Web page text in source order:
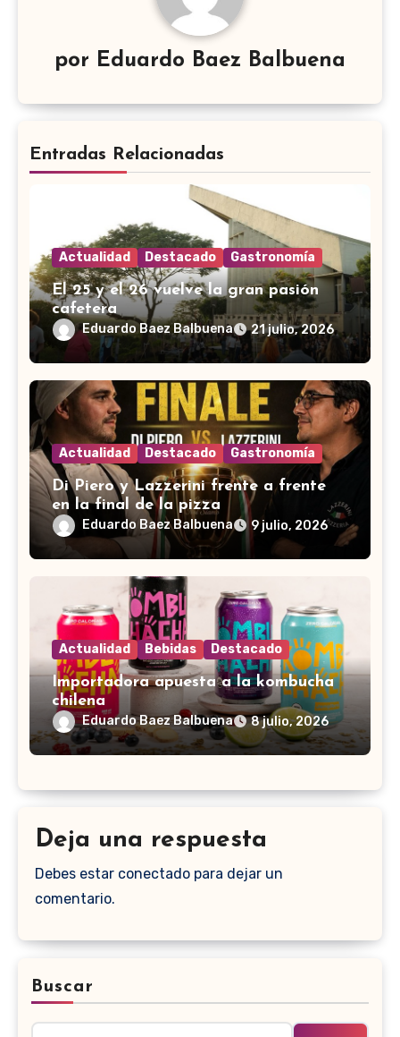
por Eduardo Baez Balbuena
Entradas Relacionadas
Actualidad Destacado Gastronomía
El 25 y el 26 vuelve la gran pasión
cafetera
Eduardo Baez Balbuena 21 julio, 2026
Actualidad Destacado Gastronomía
Di Piero y Lazzerini frente a frente
en la final de la pizza
Eduardo Baez Balbuena 9 julio, 2026
Actualidad Bebidas Destacado
Importadora apuesta a la kombucha
chilena
Eduardo Baez Balbuena 8 julio, 2026
Deja una respuesta
Debes estar conectado para dejar un
comentario.
Buscar